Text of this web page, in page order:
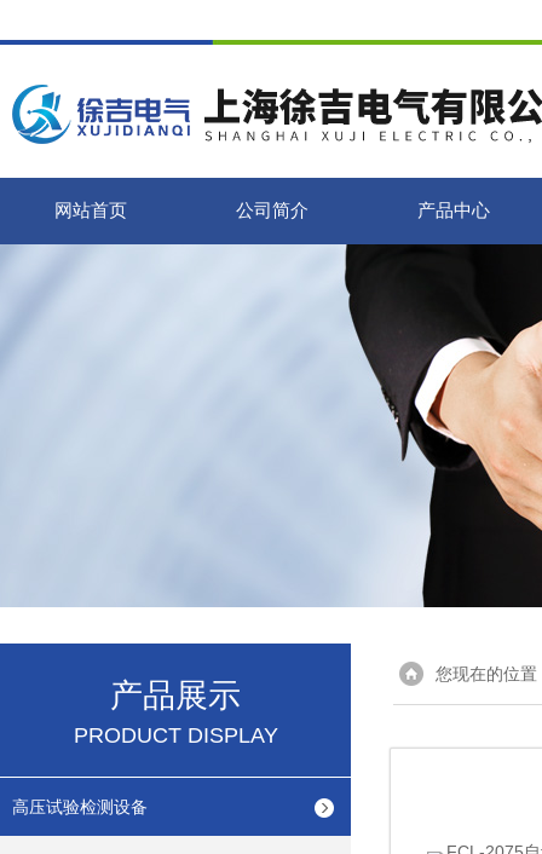
网站首页 公司简介 产品中心
产品展示
PRODUCT DISPLAY
高压试验检测设备
您现在的位置